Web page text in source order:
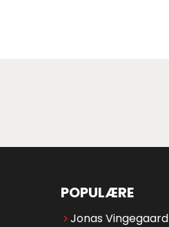
POPULÆRE
Jonas Vingegaard